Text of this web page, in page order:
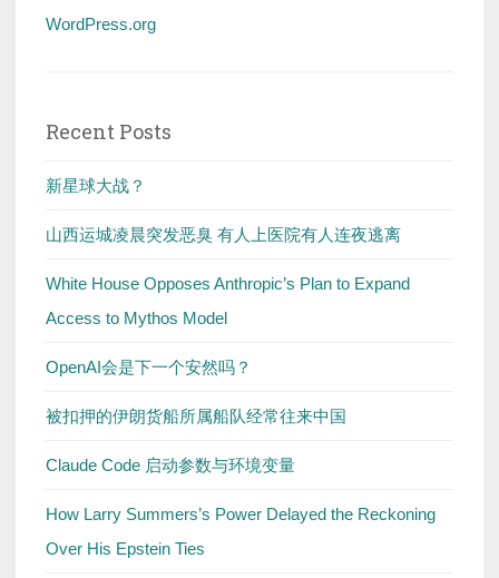
WordPress.org
Recent Posts
新星球大战？
山西运城凌晨突发恶臭 有人上医院有人连夜逃离
White House Opposes Anthropic’s Plan to Expand
Access to Mythos Model
OpenAI会是下一个安然吗？
被扣押的伊朗货船所属船队经常往来中国
Claude Code 启动参数与环境变量
How Larry Summers’s Power Delayed the Reckoning
Over His Epstein Ties